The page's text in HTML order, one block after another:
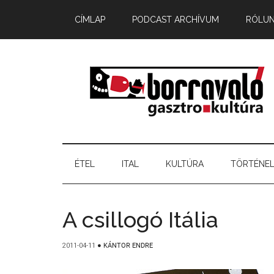
CÍMLAP PODCAST ARCHÍVUM
ÉTEL ITAL KULTÚRA
A csillogó Itália
2011-04-11 ● KÁNTOR ENDRE